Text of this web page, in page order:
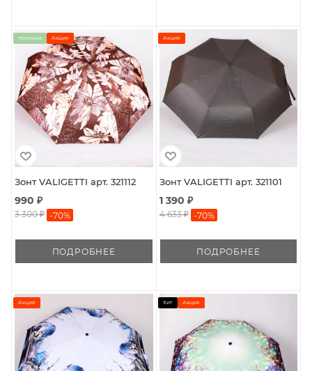
Новинка Акция
Зонт VALIGETTI арт. 321112
990 ₽
3 300 ₽ -70%
ПОДРОБНЕЕ
Акция
Зонт VALIGETTI арт. 321101
1 390 ₽
4 633 ₽ -70%
ПОДРОБНЕЕ
Акция Хит Акция